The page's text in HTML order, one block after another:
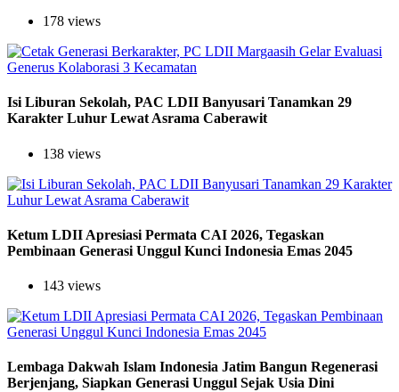
178 views
Isi Liburan Sekolah, PAC LDII Banyusari Tanamkan 29
Karakter Luhur Lewat Asrama Caberawit
138 views
Ketum LDII Apresiasi Permata CAI 2026, Tegaskan
Pembinaan Generasi Unggul Kunci Indonesia Emas 2045
143 views
Lembaga Dakwah Islam Indonesia Jatim Bangun Regenerasi
Berjenjang, Siapkan Generasi Unggul Sejak Usia Dini